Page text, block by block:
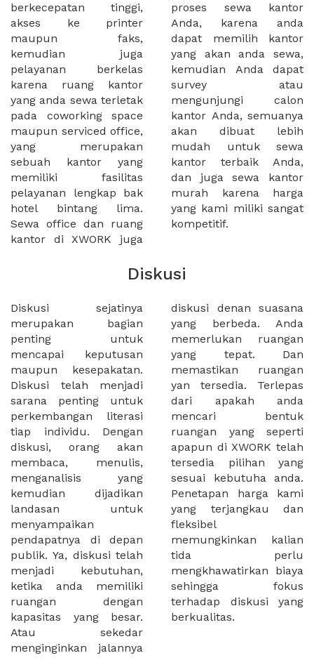
berkecepatan tinggi,
akses ke printer
maupun faks,
kemudian juga
pelayanan berkelas
karena ruang kantor
yang anda sewa terletak
pada coworking space
maupun serviced office,
yang merupakan
sebuah kantor yang
memiliki fasilitas
pelayanan lengkap bak
hotel bintang lima.
Sewa office dan ruang
kantor di XWORK juga
proses sewa kantor
Anda, karena anda
dapat memilih kantor
yang akan anda sewa,
kemudian Anda dapat
survey atau
mengunjungi calon
kantor Anda, semuanya
akan dibuat lebih
mudah untuk sewa
kantor terbaik Anda,
dan juga sewa kantor
murah karena harga
yang kami miliki sangat
kompetitif.
Diskusi
Diskusi sejatinya
merupakan bagian
penting untuk
mencapai keputusan
maupun kesepakatan.
Diskusi telah menjadi
sarana penting untuk
perkembangan literasi
tiap individu. Dengan
diskusi, orang akan
membaca, menulis,
menganalisis yang
kemudian dijadikan
landasan untuk
menyampaikan
pendapatnya di depan
publik. Ya, diskusi telah
menjadi kebutuhan,
ketika anda memiliki
ruangan dengan
kapasitas yang besar.
Atau sekedar
menginginkan jalannya
diskusi denan suasana
yang berbeda. Anda
memerlukan ruangan
yang tepat. Dan
memastikan ruangan
yan tersedia. Terlepas
dari apakah anda
mencari bentuk
ruangan yang seperti
apapun di XWORK telah
tersedia pilihan yang
sesuai kebutuha anda.
Penetapan harga kami
yang terjangkau dan
fleksibel
memungkinkan kalian
tida perlu
mengkhawatirkan biaya
sehingga fokus
terhadap diskusi yang
berkualitas.